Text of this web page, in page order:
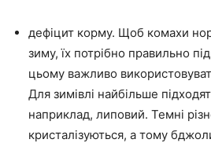
дефіцит корму. Щоб комахи
зиму, їх потрібно правильно
цьому важливо
Для зимівлі найбільше
наприклад, липовий. Темні
кристалізуються, а тому